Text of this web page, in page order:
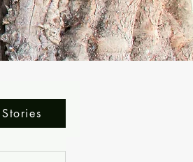
כל הסיפורים